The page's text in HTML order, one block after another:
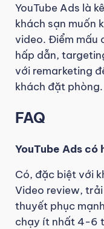
YouTube Ads là
khách sạn muốn
video. Điểm mấu
hấp dẫn,
với remarketing
khách đặt phòng.
FAQ
YouTube Ads có
Có, đặc biệt với
Video review,
thuyết phục
chạy ít nhất 4-6